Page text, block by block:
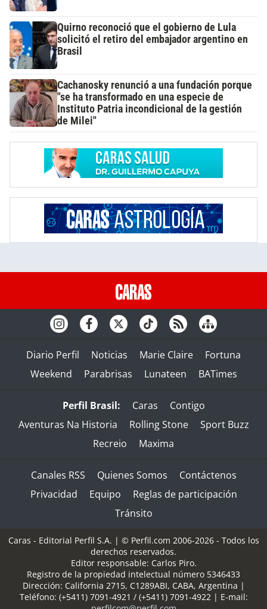
Quirno reconoció que el gobierno de Lula
solicitó el retiro del embajador argentino en
Brasil
Cachanosky renunció a una fundación porque
"se ha transformado en una especie de
Instituto Patria incondicional de la gestión
de Milei"
Diario Perfil Noticias Marie Claire
Fortuna
Weekend
Parabrisas Lunateen BATimes
Perfil Brasil: Caras
Contigo
Aventuras Na Historia
Rolling Stone
Sport Buzz
Recreio
Maxima
Canales RSS Quienes Somos
Contáctenos
Privacidad
Equipo
Reglas de participación
Tránsito
Caras - Editorial Perfil S.A. | © Perfil.com 2006-2026 - Todos los
derechos reservados.
Editor responsable: Carlos Piro.
Registro de la propiedad intelectual número 5346433
Dirección: California 2715, C1289ABI, CABA, Argentina |
Teléfono: (+5411) 7091-4921 / (+5411) 7091-4922| E-mail: